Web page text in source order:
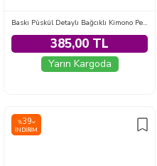
Baskı Püskül Detaylı Bağcıklı Kimono Pembe - 28659-PEMBE
385,00 TL
Yarın Kargoda
%39
İNDIRIM